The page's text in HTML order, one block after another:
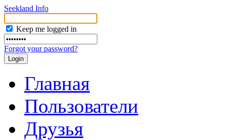
Seekland Info
Keep me logged in
Forgot your password?
Главная
Пользователи
Друзья